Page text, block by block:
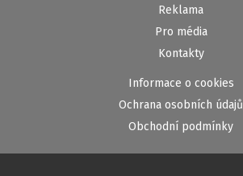
Reklama
Pro média
Kontakty
Informace o cookies
Ochrana osobních údajů
Obchodní podmínky